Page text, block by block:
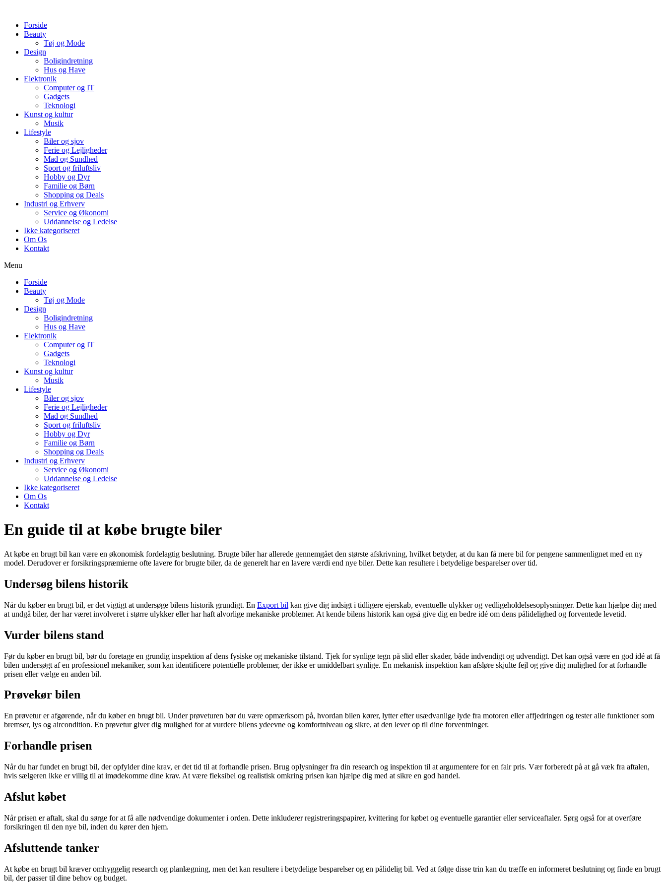
indholdForside
Beauty
Tøj og Mode
Design
Boligindretning
Hus og Have
Elektronik
Computer og IT
Gadgets
Teknologi
Kunst og kultur
Musik
Lifestyle
Biler og sjov
Ferie og Lejligheder
Mad og Sundhed
Sport og friluftsliv
Hobby og Dyr
Familie og Børn
Shopping og Deals
Industri og Erhverv
Service og Økonomi
Uddannelse og Ledelse
Ikke kategoriseret
Om Os
Kontakt
Menu
Forside
Beauty
Tøj og Mode
Design
Boligindretning
Hus og Have
Elektronik
Computer og IT
Gadgets
Teknologi
Kunst og kultur
Musik
Lifestyle
Biler og sjov
Ferie og Lejligheder
Mad og Sundhed
Sport og friluftsliv
Hobby og Dyr
Familie og Børn
Shopping og Deals
Industri og Erhverv
Service og Økonomi
Uddannelse og Ledelse
Ikke kategoriseret
Om Os
Kontakt
En guide til at købe brugte biler
At købe en brugt bil kan være en økonomisk fordelagtig beslutning. Brugte biler har allerede gennemgået den største afskrivning, hvilket betyder, at du kan få mere bil for pengene sammenlignet med en ny
model. Derudover er forsikringspræmierne ofte lavere for brugte biler, da de generelt har en lavere værdi end nye biler. Dette kan resultere i betydelige besparelser over tid.
Undersøg bilens historik
Når du køber en brugt bil, er det vigtigt at undersøge bilens historik grundigt. En Export bil kan give dig indsigt i tidligere ejerskab, eventuelle ulykker og vedligeholdelsesoplysninger. Dette kan hjælpe dig med
at undgå biler, der har været involveret i større ulykker eller har haft alvorlige mekaniske problemer. At kende bilens historik kan også give dig en bedre idé om dens pålidelighed og forventede levetid.
Vurder bilens stand
Før du køber en brugt bil, bør du foretage en grundig inspektion af dens fysiske og mekaniske tilstand. Tjek for synlige tegn på slid eller skader, både indvendigt og udvendigt. Det kan også være en god idé at få
bilen undersøgt af en professionel mekaniker, som kan identificere potentielle problemer, der ikke er umiddelbart synlige. En mekanisk inspektion kan afsløre skjulte fejl og give dig mulighed for at forhandle
prisen eller vælge en anden bil.
Prøvekør bilen
En prøvetur er afgørende, når du køber en brugt bil. Under prøveturen bør du være opmærksom på, hvordan bilen kører, lytter efter usædvanlige lyde fra motoren eller affjedringen og tester alle funktioner som
bremser, lys og aircondition. En prøvetur giver dig mulighed for at vurdere bilens ydeevne og komfortniveau og sikre, at den lever op til dine forventninger.
Forhandle prisen
Når du har fundet en brugt bil, der opfylder dine krav, er det tid til at forhandle prisen. Brug oplysninger fra din research og inspektion til at argumentere for en fair pris. Vær forberedt på at gå væk fra aftalen,
hvis sælgeren ikke er villig til at imødekomme dine krav. At være fleksibel og realistisk omkring prisen kan hjælpe dig med at sikre en god handel.
Afslut købet
Når prisen er aftalt, skal du sørge for at få alle nødvendige dokumenter i orden. Dette inkluderer registreringspapirer, kvittering for købet og eventuelle garantier eller serviceaftaler. Sørg også for at overføre
forsikringen til den nye bil, inden du kører den hjem.
Afsluttende tanker
At købe en brugt bil kræver omhyggelig research og planlægning, men det kan resultere i betydelige besparelser og en pålidelig bil. Ved at følge disse trin kan du træffe en informeret beslutning og finde en brugt
bil, der passer til dine behov og budget.